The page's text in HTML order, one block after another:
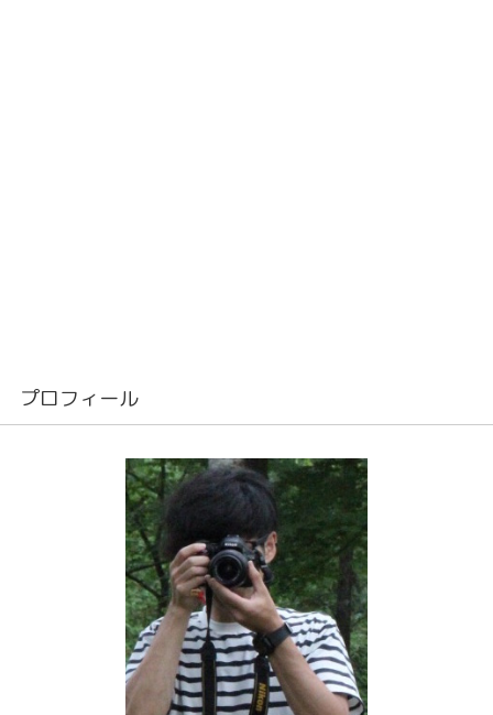
プロフィール